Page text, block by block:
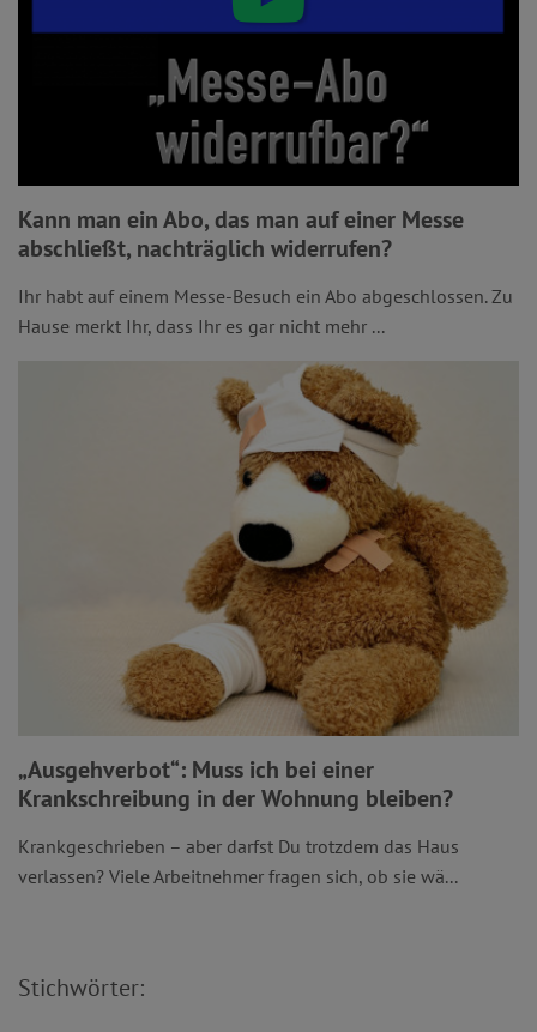
Kann man ein Abo, das man auf einer Messe
abschließt, nachträglich widerrufen?
Ihr habt auf einem Messe-Besuch ein Abo abgeschlossen. Zu
Hause merkt Ihr, dass Ihr es gar nicht mehr ...
„Ausgehverbot“: Muss ich bei einer
Krankschreibung in der Wohnung bleiben?
Krankgeschrieben – aber darfst Du trotzdem das Haus
verlassen? Viele Arbeitnehmer fragen sich, ob sie wä...
Stichwörter: